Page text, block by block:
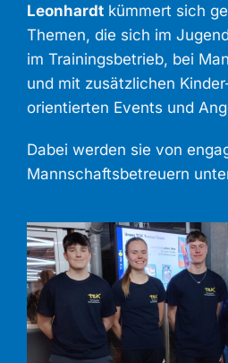
Leonhardtkümmert sich
Themen, die sich im
im Trainingsbetrieb, bei
und mit zusätzlichen
orientierten Events und
Dabei werden sie von
Mannschaftsbetreuern